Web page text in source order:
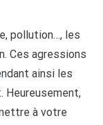
pollution…, les
Ces agressions
ainsi les
Heureusement,
à votre